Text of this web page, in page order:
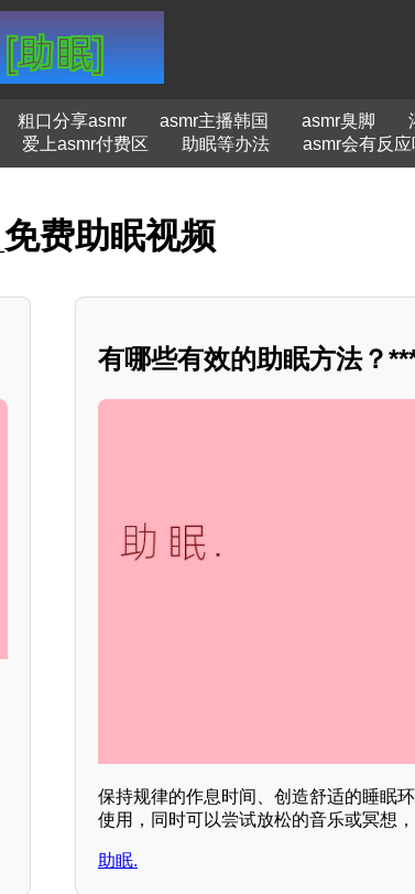
粗口分享asmr asmr主播韩国 asmr臭脚
爱上asmr付费区 助眠等办法 asmr会有反应
费助眠视频
有哪些有效的助眠方法？
保持规律的作息时间、创造舒适的睡眠
使用，同时可以尝试放松的音乐或冥想
助眠.